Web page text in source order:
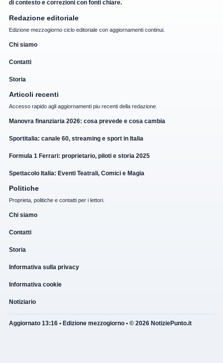
di contesto e correzioni con fonti chiare.
Redazione editoriale
Edizione mezzogiorno ciclo editoriale con aggiornamenti continui.
Chi siamo
Contatti
Storia
Articoli recenti
Accesso rapido agli aggiornamenti piu recenti della redazione.
Manovra finanziaria 2026: cosa prevede e cosa cambia
Sportitalia: canale 60, streaming e sport in Italia
Formula 1 Ferrari: proprietario, piloti e storia 2025
Spettacolo Italia: Eventi Teatrali, Comici e Magia
Politiche
Proprieta, politiche e contatti per i lettori.
Chi siamo
Contatti
Storia
Informativa sulla privacy
Informativa cookie
Notiziario
Aggiornato 13:16 • Edizione mezzogiorno • © 2026 NotiziePunto.it